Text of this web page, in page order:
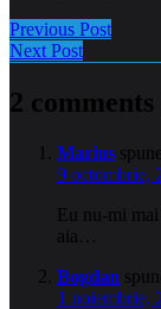
Previous Post
Next Post
2 comments
Marius
9 octombrie,
Eu nu-mi
aia…
Bogdan
1 noiembrie,